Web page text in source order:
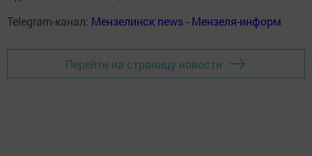
Telegram-канал: Мензелинск news - Мензеля-информ
Перейти на страницу новости